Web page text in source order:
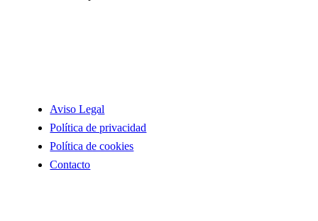
Aviso Legal
Política de privacidad
Política de cookies
Contacto